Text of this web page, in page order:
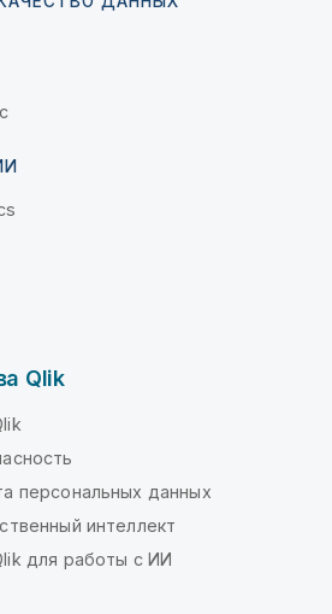
Qlik
персональных данных
интеллект
для работы с ИИ